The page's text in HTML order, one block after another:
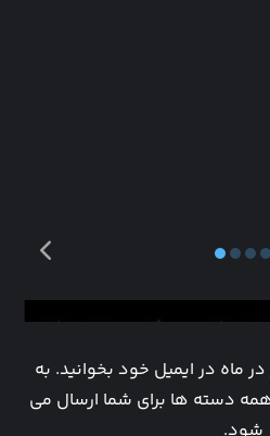
ماه در ایمیل خود بخوانید. به
همه دسته ها برای شما ارسال می